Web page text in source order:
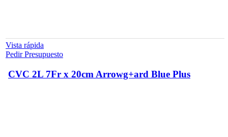
Vista rápida
Pedir Presupuesto
CVC 2L 7Fr x 20cm Arrowg+ard Blue Plus